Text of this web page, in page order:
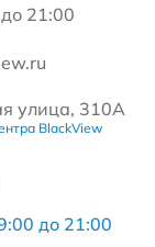
21:00
улица, 310А
BlackView
до 21:00